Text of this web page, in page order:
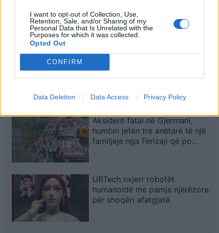
I want to opt-out of Collection, Use,
Retention, Sale, and/or Sharing of my
Personal Data that Is Unrelated with the
Purposes for which it was collected.
Opted Out
CONFIRM
Data Deletion Data Access Privacy Policy
dhe zgjodhi Barcelonën,
zbardhen tri arsyet e vendimit
Jr., synon me vendosmëri
sulmuesin e Evertonit
Aksident fatal në Gjermani,
humbin jetën tre anëtarë të një
familjeje nga Ferizaji që po
UBTech nxjerr robotët
humanoidë me pamje njerëzore
për shoqëri afatgjatë